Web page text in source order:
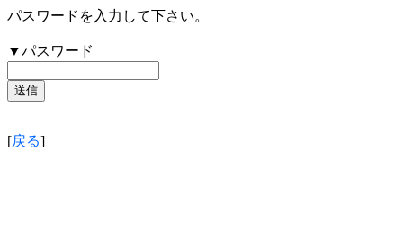
パスワードを入力して下さい。
▼パスワード
[戻る]